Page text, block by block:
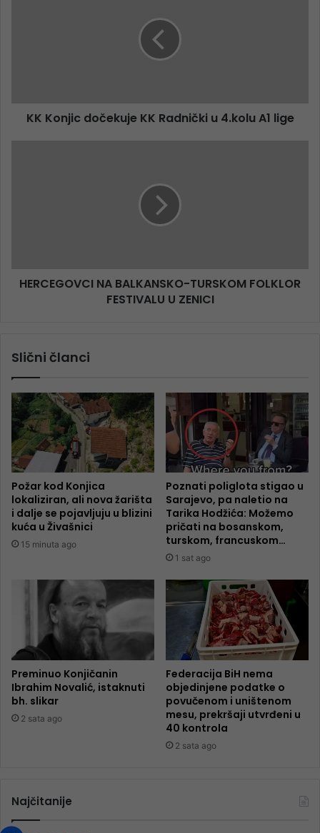
KK Konjic dočekuje KK Radnički u 4.kolu A1 lige
HERCEGOVCI NA BALKANSKO-TURSKOM FOLKLOR
FESTIVALU U ZENICI
Slični članci
Požar kod Konjica
lokaliziran, ali nova žarišta
i dalje se pojavljuju u blizini
kuća u Živašnici
15 minuta ago
Poznati poliglota stigao u
Sarajevo, pa naletio na
Tarika Hodžića: Možemo
pričati na bosanskom,
turskom, francuskom…
1 sat ago
Preminuo Konjičanin
Ibrahim Novalić, istaknuti
bh. slikar
2 sata ago
Federacija BiH nema
objedinjene podatke o
povučenom i uništenom
mesu, prekršaji utvrđeni u
40 kontrola
2 sata ago
Najčitanije